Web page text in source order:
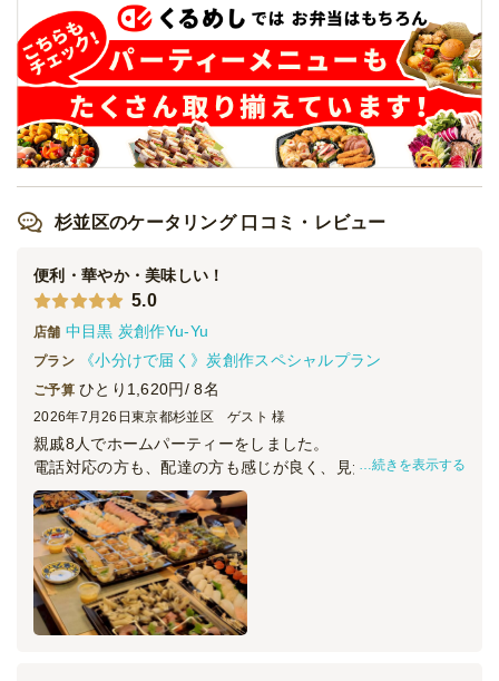
ケータリング
18,000円/人
サーバー1台・生樽2本セット
ケータリング
25,000円 /人
ケータリング
30,000円/人
ケータリング
サーバー2台・生樽・レモンサワー樽各1本
セット
ケータリング 32,000 円
全てのプランを見る（9件）
ケータリング
締切 4日前17時
最低ご注文金額 15,000円
杉並区のケータリング 口コミ・レビュー
便利・華やか・美味しい！
5.0
店舗 中目黒 炭創作Yu-Yu
プラン 《小分けで届く》炭創作スペシャルプラン
ご予算 ひとり1,620円/ 8名
2026年7月26日東京都杉並区 ゲスト 様
親戚8人でホームパーティーをしました。
電話対応の方も、配達の方も感じが良く、見た目も味も好評
で満足のいくものでした。
前日17:00までの受付だったのと、時間通りの到着で大変助
かりました。
お陰で楽しい会になりました！
続きを表示する